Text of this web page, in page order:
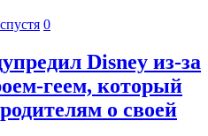
0
Disney из-за
геем, который
о своей